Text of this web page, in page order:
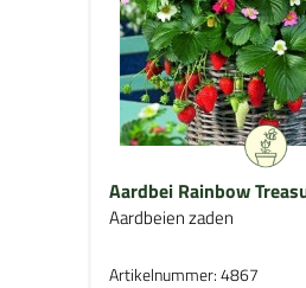
Aardbei Rainbow
Aardbeien zaden
Artikelnummer: 4867